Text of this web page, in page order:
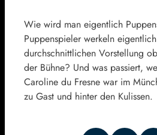
Wie wird man eigentlich
Puppenspieler werkeln
durchschnittlichen Vorstellung
der Bühne? Und was passiert,
Caroline du Fresne war im
zu Gast und hinter den Kulissen.